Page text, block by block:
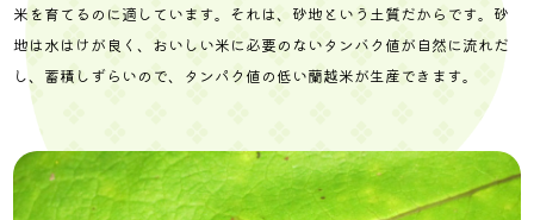
米を育てるのに適しています。それは、砂地という土質だからです。砂
地は水はけが良く、おいしい米に必要のないタンバク値が自然に流れだ
し、蓄積しずらいので、タンパク値の低い蘭越米が生産できます。